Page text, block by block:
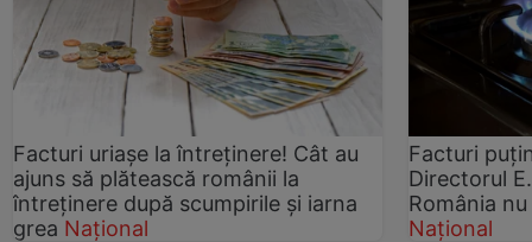
Facturi uriașe la întreținere! Cât au
ajuns să plătească românii la
întreținere după scumpirile și iarna
grea Național
Facturi
Directorul
România
Național